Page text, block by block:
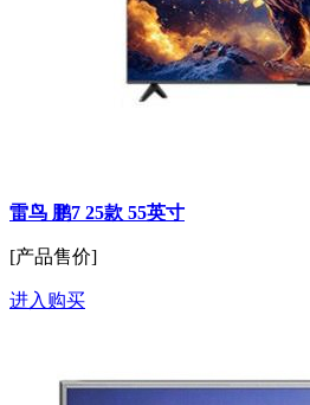
雷鸟 鹏7 25款 55英寸
[产品售价]
进入购买